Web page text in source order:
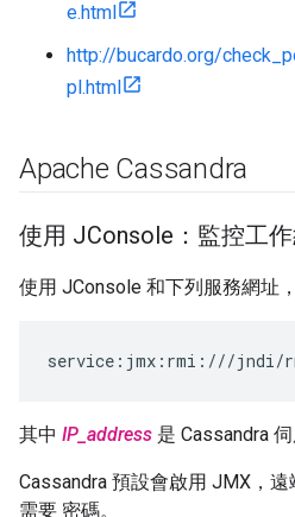
e.html
http://bucardo.org/
pl.html
Apache Cassandra
使用 JConsole：監控工
使用 JConsole 和下列服務網址
service:jmx:rmi:///jndi/
其中 IP_address 是 Cassandra 伺
Cassandra 預設會啟用 JMX，
需要 密碼。